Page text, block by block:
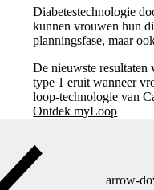
Diabetestechnologie
kunnen vrouwen hun
planningsfase, maar
De nieuwste resultaten
type 1 eruit wanneer
loop-technologie van
Ontdek myLoop
arrow-